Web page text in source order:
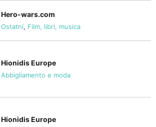
Hero-wars.com
Ostatní, Film, libri, musica
Hionidis Europe
Abbigliamento e moda
Hionidis Europe